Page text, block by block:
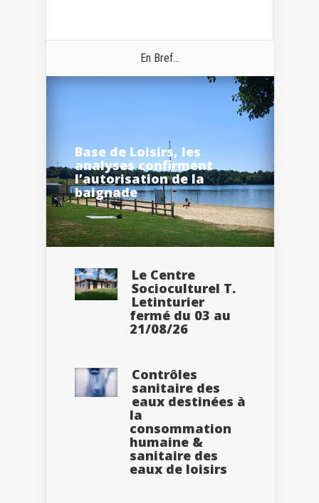
En Bref...
Base de Loisirs, les
analyses confirment
l’autorisation de la
baignade
Le Centre
Socioculturel T.
Letinturier
fermé du 03 au
21/08/26
Contrôles
sanitaire des
eaux destinées à
la
consommation
humaine &
sanitaire des
eaux de loisirs